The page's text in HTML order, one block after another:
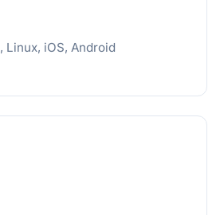
Linux, iOS, Android